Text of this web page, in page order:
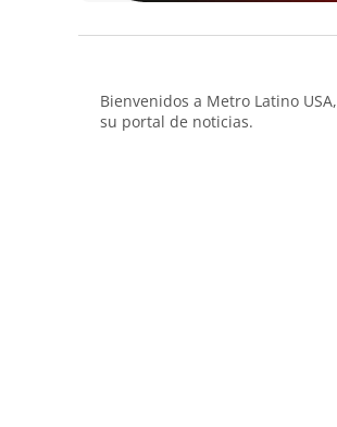
Bienvenidos a Metro Latino USA,
su portal de noticias.